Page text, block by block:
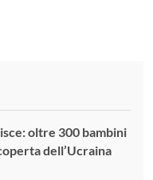
oltre 300 bambini
dell’Ucraina